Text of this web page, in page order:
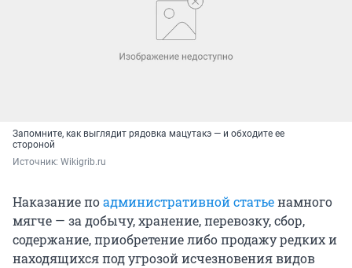
Запомните, как выглядит рядовка мацутакэ — и обходите ее
стороной
Источник: Wikigrib.ru
Наказание поадминистративной статьенамного
мягче — за добычу, хранение, перевозку, сбор,
содержание, приобретение либо продажу редких и
находящихся под угрозой исчезновения видов